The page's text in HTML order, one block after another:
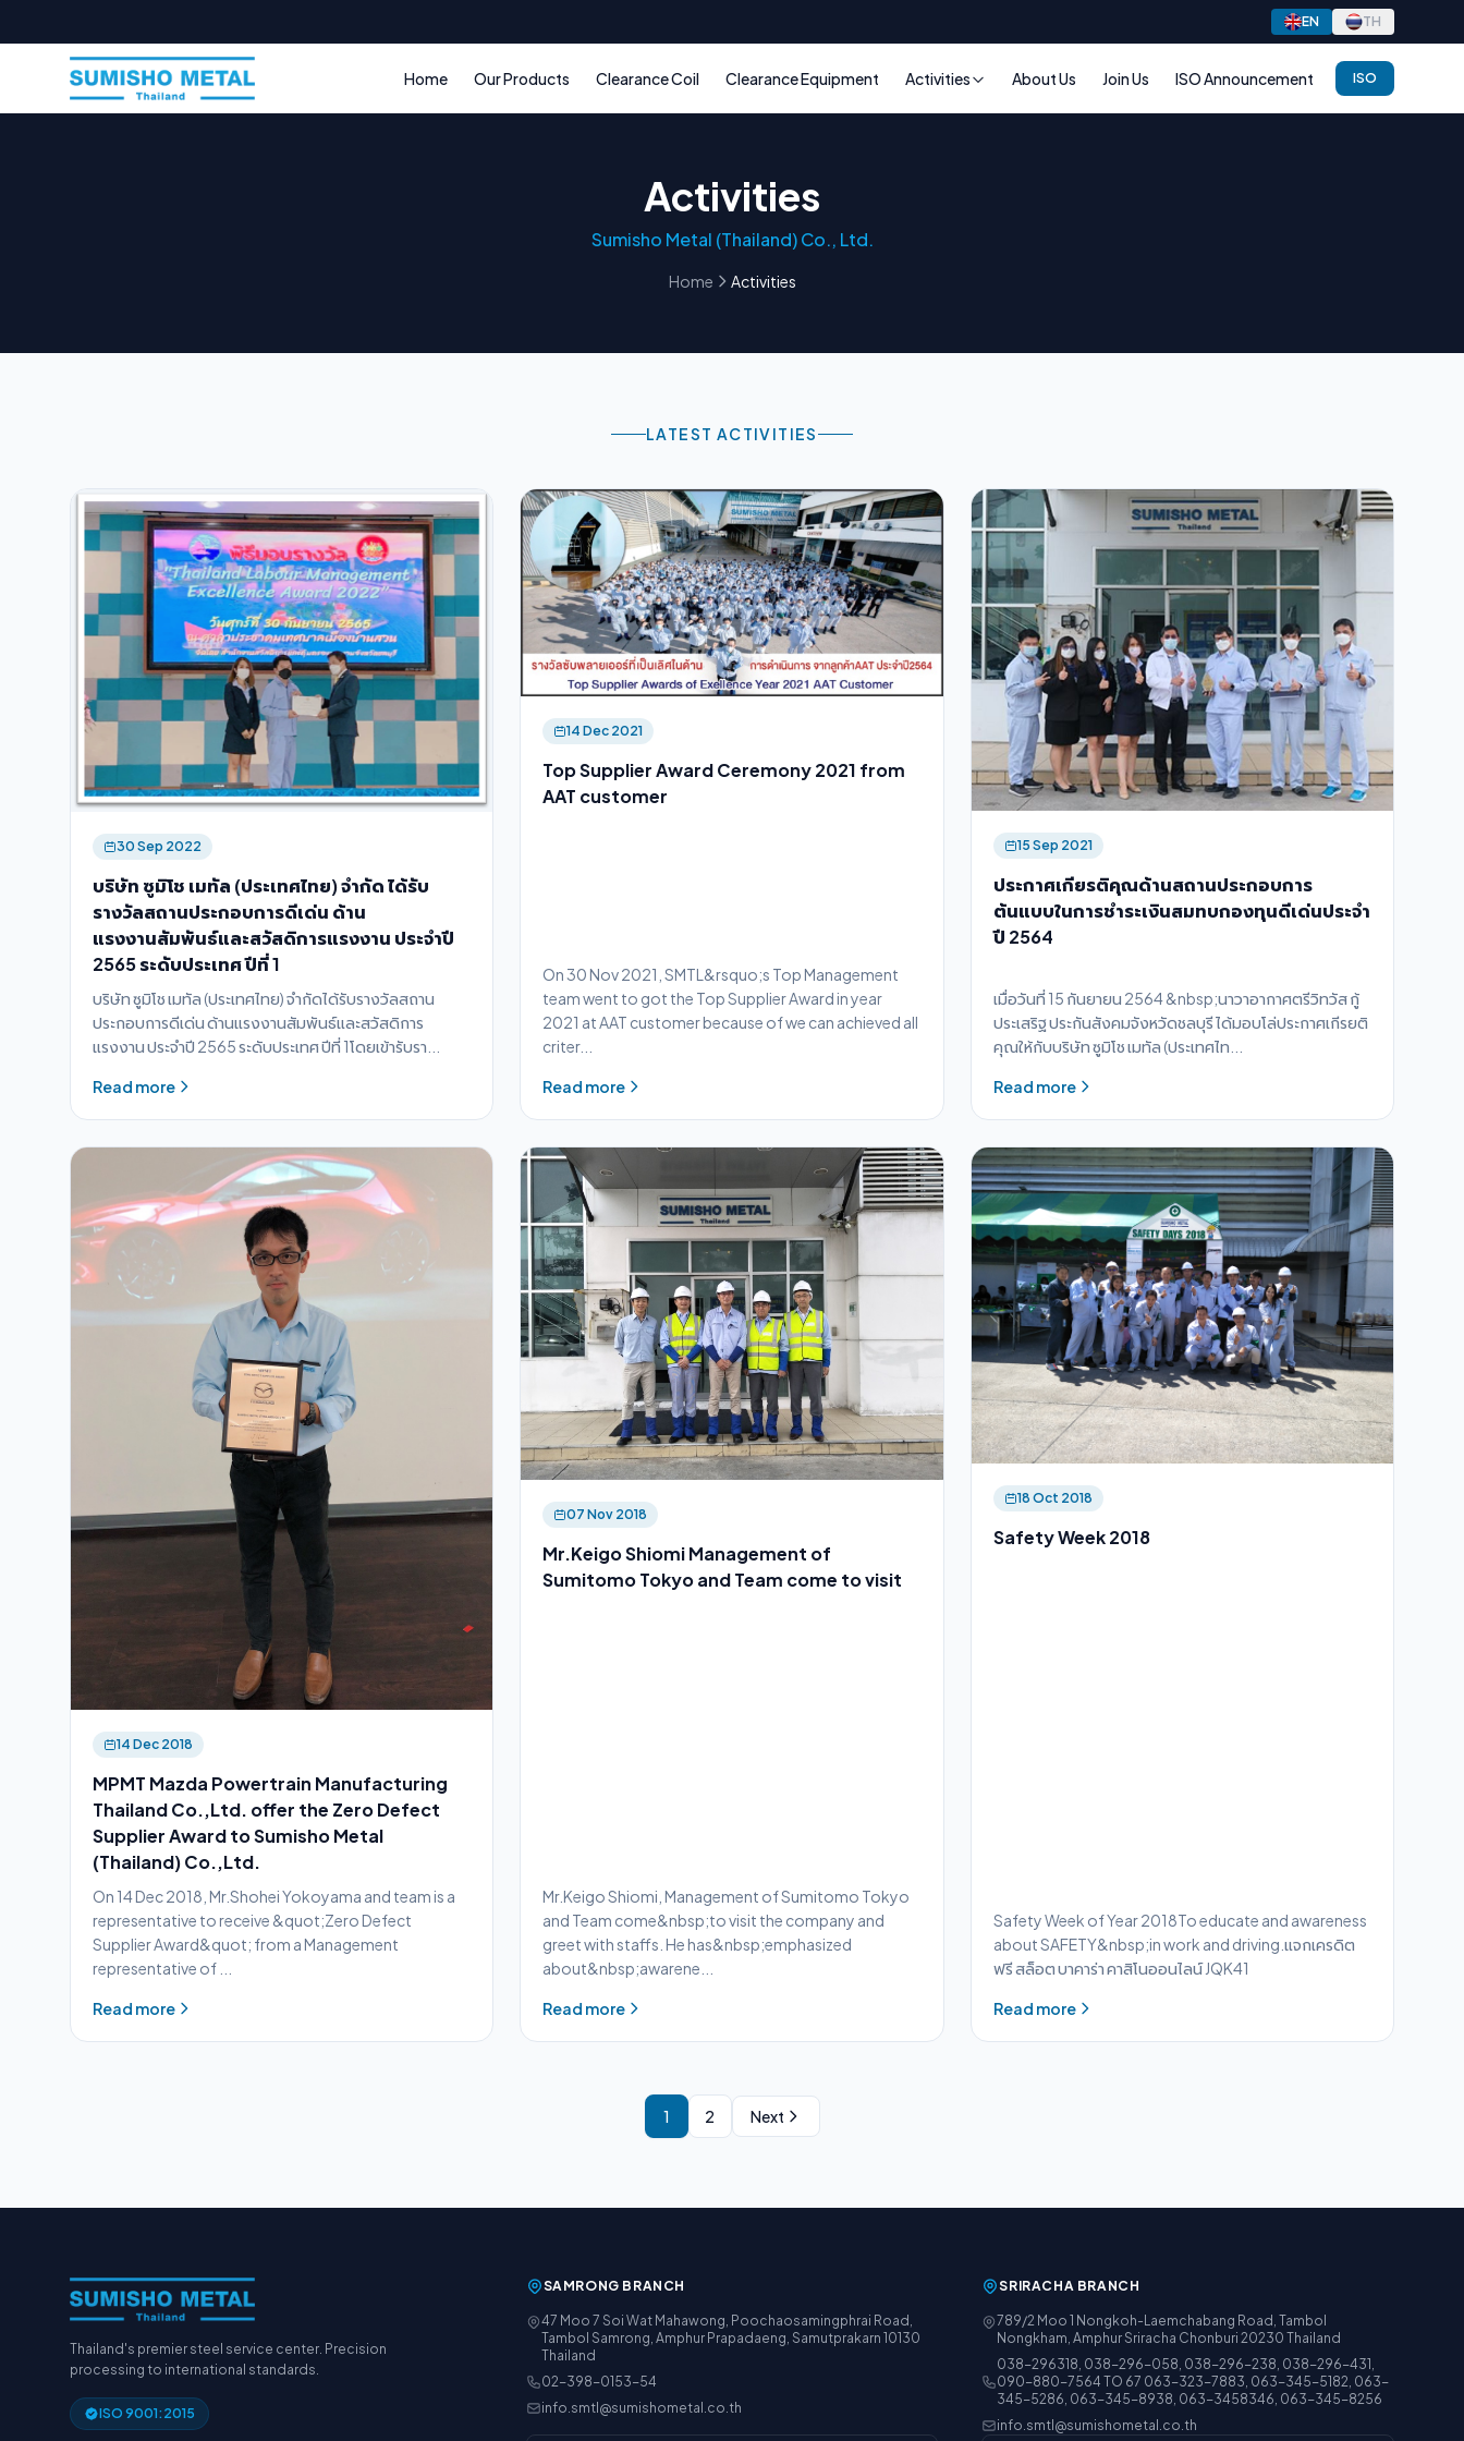
EN TH
Home Our Products Clearance Coil Clearance Equipment Activities About Us Join Us ISO Announcement ISO
Activities
Sumisho Metal (Thailand) Co., Ltd.
Home Activities
LATEST ACTIVITIES
30 Sep 2022
บริษัท ซูมิโช เมทัล (ประเทศไทย) จำกัด ได้รับ
รางวัลสถานประกอบการดีเด่น ด้าน
แรงงานสัมพันธ์และสวัสดิการแรงงาน ประจำปี
2565 ระดับประเทศ ปีที่ 1
บริษัท ซูมิโช เมทัล (ประเทศไทย) จำกัดได้รับรางวัลสถาน
ประกอบการดีเด่น ด้านแรงงานสัมพันธ์และสวัสดิการ
แรงงาน ประจำปี 2565 ระดับประเทศ ปีที่ 1โดยเข้ารับรา...
Read more
14 Dec 2021
Top Supplier Award Ceremony 2021 from
AAT customer
On 30 Nov 2021, SMTL&rsquo;s Top Management
team went to got the Top Supplier Award in year
2021 at AAT customer because of we can achieved all
criter...
Read more
15 Sep 2021
ประกาศเกียรติคุณด้านสถานประกอบการ
ต้นแบบในการชำระเงินสมทบกองทุนดีเด่นประจำ
ปี 2564
เมื่อวันที่ 15 กันยายน 2564 &nbsp;นาวาอากาศตรีวิทวัส กู้
ประเสริฐ ประกันสังคมจังหวัดชลบุรี ได้มอบโล่ประกาศเกีรยติ
คุณให้กับบริษัท ซูมิโช เมทัล (ประเทศไท...
Read more
14 Dec 2018
MPMT Mazda Powertrain Manufacturing
Thailand Co.,Ltd. offer the Zero Defect
Supplier Award to Sumisho Metal
(Thailand) Co.,Ltd.
On 14 Dec 2018, Mr.Shohei Yokoyama and team is a
representative to receive &quot;Zero Defect
Supplier Award&quot; from a Management
representative of ...
Read more
07 Nov 2018
Mr.Keigo Shiomi Management of
Sumitomo Tokyo and Team come to visit
Mr.Keigo Shiomi, Management of Sumitomo Tokyo
and Team come&nbsp;to visit the company and
greet with staffs. He has&nbsp;emphasized
about&nbsp;awarene...
Read more
18 Oct 2018
Safety Week 2018
Safety Week of Year 2018To educate and awareness
about SAFETY&nbsp;in work and driving.แจกเครดิต
ฟรี สล็อต บาคาร่า คาสิโนออนไลน์ JQK41
Read more
1 2 Next
Thailand's premier steel service center. Precision
processing to international standards.
ISO 9001:2015
SAMRONG BRANCH
47 Moo 7 Soi Wat Mahawong, Poochaosamingphrai Road,
Tambol Samrong, Amphur Prapadaeng, Samutprakarn 10130
Thailand
02-398-0153-54
info.smtl@sumishometal.co.th
SRIRACHA BRANCH
789/2 Moo 1 Nongkoh-Laemchabang Road, Tambol
Nongkham, Amphur Sriracha Chonburi 20230 Thailand
038-296318, 038-296-058, 038-296-238, 038-296-431,
090-880-7564 TO 67 063-323-7883, 063-345-5182, 063-
345-5286, 063-345-8938, 063-3458346, 063-345-8256
info.smtl@sumishometal.co.th